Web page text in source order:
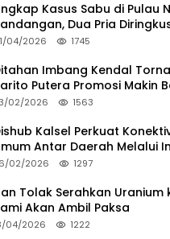
Kasus Sabu di Pulau
Dua Pria
04/2026 1745
Imbang Kendal
Putera Promosi Makin
02/2026 1563
Kalsel Perkuat
Antar Daerah Melalui
02/2026 1297
Tolak Serahkan Uranium
Akan Ambil Paksa
04/2026 1222